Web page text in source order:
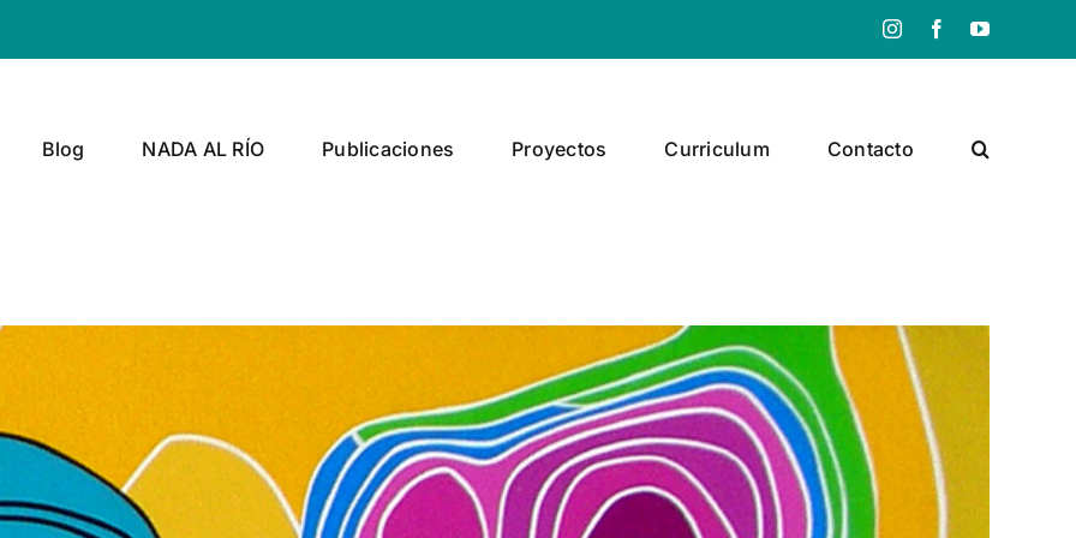
InstagramFacebookYouTube
Blog NADA AL RÍO Publicaciones Proyectos Curriculum Contacto